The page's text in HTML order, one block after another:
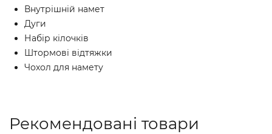
Внутрішній намет
Дуги
Набір кілочків
Штормові відтяжки
Чохол для намету
Рекомендовані товари